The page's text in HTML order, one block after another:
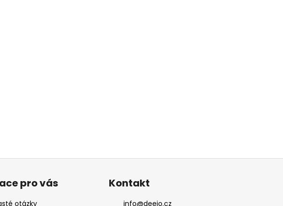
pro vás
otázky
Kontakt
info@deejo.cz